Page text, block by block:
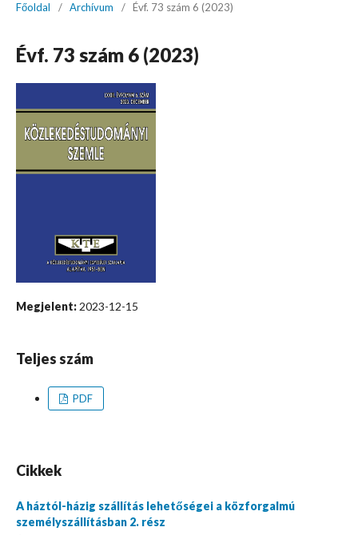
Főoldal / Archívum / Évf. 73 szám 6 (2023)
Évf. 73 szám 6 (2023)
Megjelent: 2023-12-15
Teljes szám
PDF
Cikkek
A háztól-házig szállítás lehetőségei a közforgalmú
személyszállításban 2. rész